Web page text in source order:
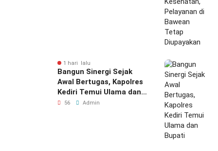
1 hari lalu
Bangun Sinergi Sejak
Awal Bertugas, Kapolres
Kediri Temui Ulama dan
Bupati
56 Admin